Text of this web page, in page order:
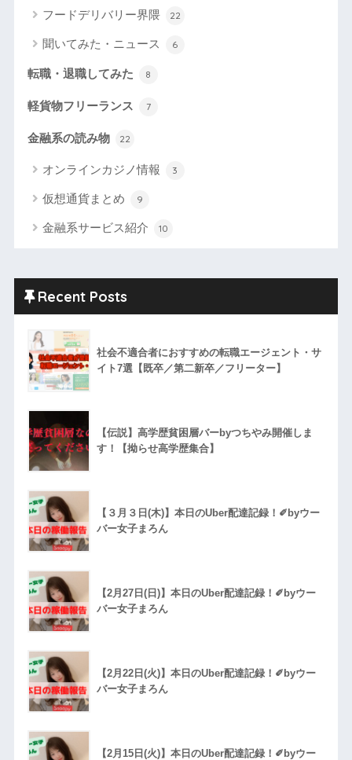
フードデリバリー界隈 22
聞いてみた・ニュース 6
転職・退職してみた 8
軽貨物フリーランス 7
金融系の読み物 22
オンラインカジノ情報 3
仮想通貨まとめ 9
金融系サービス紹介 10
Recent Posts
社会不適合者におすすめの転職エージェント・サ
イト7選【既卒／第二新卒／フリーター】
【伝説】高学歴貧困層バーbyつちやみ開催しま
す！【拗らせ高学歴集合】
【３月３日(木)】本日のUber配達記録！✐byウー
バー女子まろん
【2月27日(日)】本日のUber配達記録！✐byウー
バー女子まろん
【2月22日(火)】本日のUber配達記録！✐byウー
バー女子まろん
【2月15日(火)】本日のUber配達記録！✐byウー